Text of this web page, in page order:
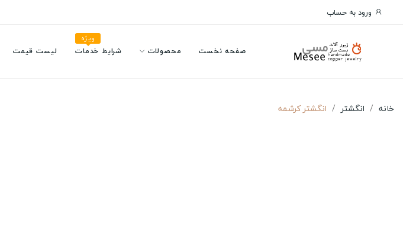
ورود به حساب
صفحه نخست محصولات شرایط خدمات
ویژه
لیست قیمت
خانه انگشتر انگشتر کرشمه